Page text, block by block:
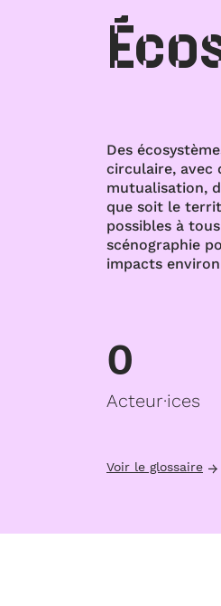
Des
circulaire, avec
mutualisation,
que soit le
possibles à
scénographie
impacts
0
Acteur·ices
Voir le glossaire